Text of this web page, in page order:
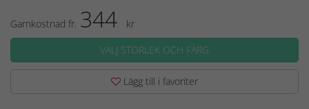
Garnkostnad fr. 344
kr
VÄLJ STORLEK OCH FÄRG
Lägg till i favoriter